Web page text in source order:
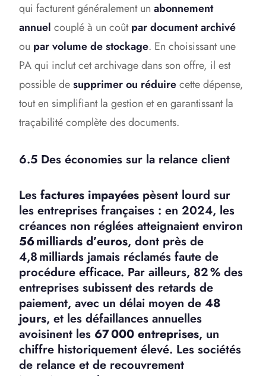
qui facturent généralement un abonnement
annuel couplé à un coûtpar document archivé
ou par volume de stockage. En choisissant une
PA qui inclut cet archivage dans son offre, il est
possible desupprimer ou réduirecette dépense,
tout en simplifiant la gestion et en garantissant la
traçabilité complète des documents.
6.5 Des économies sur la relance client
Les factures impayées pèsent lourd sur
les entreprises françaises : en 2024, les
créances non réglées atteignaient environ
56 milliards d’euros, dont près de
4,8 milliards jamais réclamés faute de
procédure efficace. Par ailleurs, 82 % des
entreprises subissent des retards de
paiement, avec un délai moyen de 48
jours, et les défaillances annuelles
avoisinent les 67 000 entreprises, un
chiffre historiquement élevé. Les sociétés
de relance et de recouvrement